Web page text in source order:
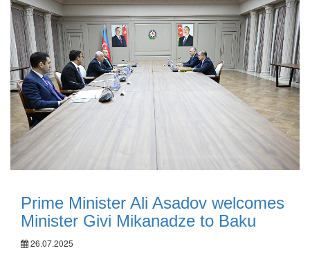
Prime Minister Ali Asadov welcomes
Minister Givi Mikanadze to Baku
26.07.2025